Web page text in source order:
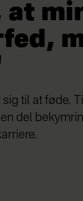
at
til at føde.
del